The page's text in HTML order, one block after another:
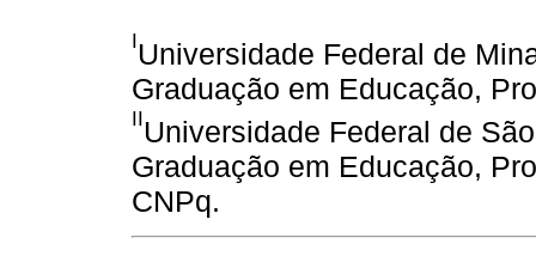
IUniversidade Federal de
Graduação em Educação,
IIUniversidade Federal de
Graduação em Educação,
CNPq.